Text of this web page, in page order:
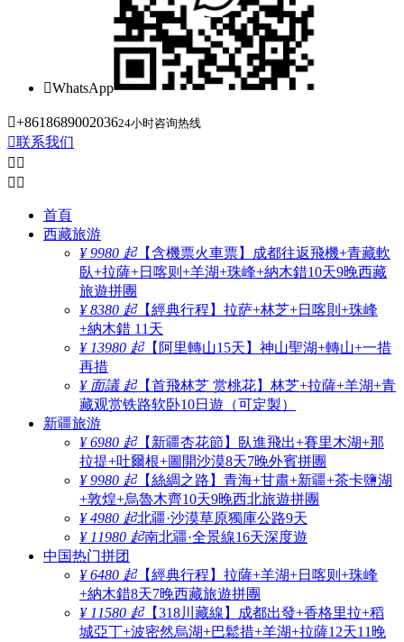
WhatsApp
+861868900203624小时咨询热线
联系我们
 
 
首頁
西藏旅游
¥ 9980 起【含機票火車票】成都往返飛機+青藏軟
臥+拉薩+日喀则+羊湖+珠峰+納木錯10天9晚西藏
旅遊拼團
¥ 8380 起【經典行程】拉萨+林芝+日喀則+珠峰
+納木錯 11天
¥ 13980 起【阿里轉山15天】神山聖湖+轉山+一措
再措
¥ 面議 起【首飛林芝 赏桃花】林芝+拉薩+羊湖+青
藏观赏铁路软卧10日遊（可定製）
新疆旅游
¥ 6980 起【新疆杏花節】臥進飛出+賽里木湖+那
拉提+吐爾根+圖開沙漠8天7晚外賓拼團
¥ 9980 起【絲綢之路】青海+甘肅+新疆+茶卡鹽湖
+敦煌+烏魯木齊10天9晚西北旅遊拼團
¥ 4980 起北疆·沙漠草原獨庫公路9天
¥ 11980 起南北疆·全景線16天深度遊
中国热门拼团
¥ 6480 起【經典行程】拉薩+羊湖+日喀则+珠峰
+納木錯8天7晚西藏旅遊拼團
¥ 11580 起【318川藏線】成都出發+香格里拉+稻
城亞丁+波密然烏湖+巴鬆措+羊湖+拉薩12天11晚